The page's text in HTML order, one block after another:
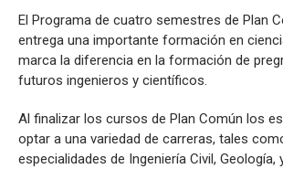
El Programa de cuatro semestres de Plan
entrega una importante formación en
marca la diferencia en la formación de
futuros ingenieros y científicos.
Al finalizar los cursos de Plan Común los
optar a una variedad de carreras, tales
especialidades de Ingeniería Civil, Geología,